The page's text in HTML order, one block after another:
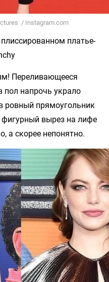
/ Instagram.com
платье-
Переливающееся
пол напрочь украло
ровный прямоугольник
фигурный вырез на лифе
а скорее непонятно.